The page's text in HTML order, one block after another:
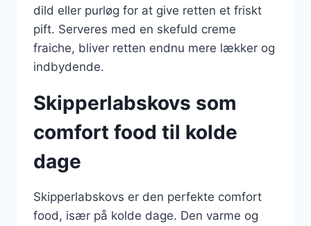
dild eller purløg for at give retten et friskt
pift. Serveres med en skefuld creme
fraiche, bliver retten endnu mere lækker og
indbydende.
Skipperlabskovs som
comfort food til kolde
dage
Skipperlabskovs er den perfekte comfort
food, især på kolde dage. Den varme og